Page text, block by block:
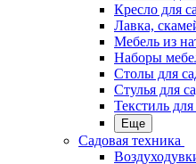
Кресло для
Лавка,
Мебель из
Наборы
Столы для
Стулья для
Текстиль
Еще
Садовая техника